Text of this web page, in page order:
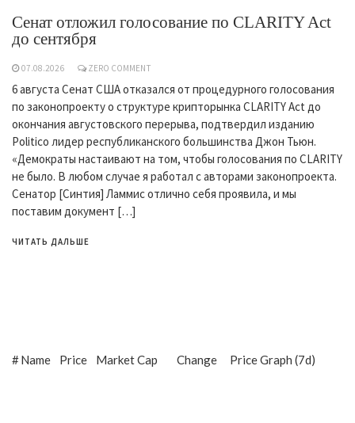
Сенат отложил голосование по CLARITY Act
до сентября
07.08.2026 ZERO COMMENT
6 августа Сенат США отказался от процедурного голосования
по законопроекту о структуре крипторынка CLARITY Act до
окончания августовского перерыва, подтвердил изданию
Politico лидер республиканского большинства Джон Тьюн.
«Демократы настаивают на том, чтобы голосования по CLARITY
не было. В любом случае я работал с авторами законопроекта.
Сенатор [Синтия] Ламмис отлично себя проявила, и мы
поставим документ […]
ЧИТАТЬ ДАЛЬШЕ
#Name Price Market Cap Change Price Graph (7d)